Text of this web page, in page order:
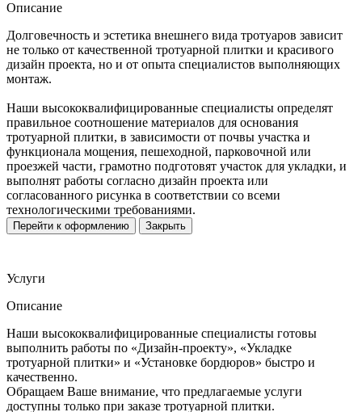
Описание
Долговечность и эстетика внешнего вида тротуаров зависит
не только от качественной тротуарной плитки и красивого
дизайн проекта, но и от опыта специалистов выполняющих
монтаж.
Наши высококвалифицированные специалисты определят
правильное соотношение материалов для основания
тротуарной плитки, в зависимости от почвы участка и
функционала мощения, пешеходной, парковочной или
проезжей части, грамотно подготовят участок для укладки, и
выполнят работы согласно дизайн проекта или
согласованного рисунка в соответствии со всеми
технологическими требованиями.
Перейти к оформлению Закрыть
Услуги
Описание
Наши высококвалифицированные специалисты готовы
выполнить работы по «Дизайн-проекту», «Укладке
тротуарной плитки» и «Установке бордюров» быстро и
качественно.
Обращаем Ваше внимание, что предлагаемые услуги
доступны только при заказе тротуарной плитки.